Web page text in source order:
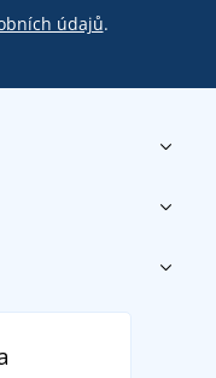
údajů.